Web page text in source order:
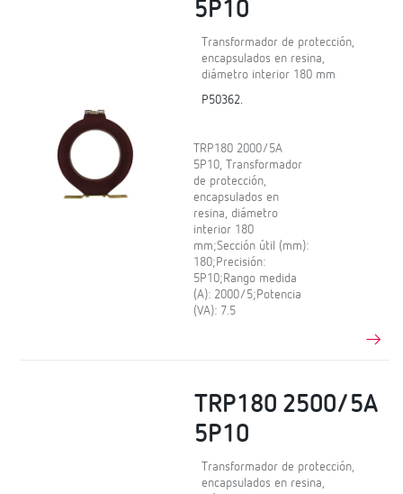
5P10
Transformador de protección,
encapsulados en resina,
diámetro interior 180 mm
P50362.
TRP180 2000/5A
5P10, Transformador
de protección,
encapsulados en
resina, diámetro
interior 180
mm;Sección útil (mm):
180;Precisión:
5P10;Rango medida
(A): 2000/5;Potencia
(VA): 7.5
TRP180 2500/5A
5P10
Transformador de protección,
encapsulados en resina,